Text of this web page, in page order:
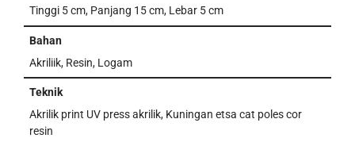
Tinggi 5 cm, Panjang 15 cm, Lebar 5 cm
Bahan
Akriliik, Resin, Logam
Teknik
Akrilik print UV press akrilik, Kuningan etsa cat poles cor
resin